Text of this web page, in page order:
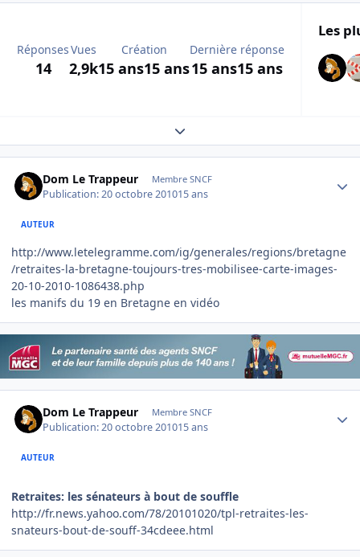
Réponses
14
Vues
2,9k
Création
15 ans15 ans
Dernière réponse
15 ans15 ans
Les
Expand topic overview
Dom Le Trappeur Membre SNCF
Publication:20 octobre 201015 ans
AUTEUR
http://www.letelegramme.com/ig/generales/regions/bretagne
/retraites-la-bretagne-toujours-tres-mobilisee-carte-images-
20-10-2010-1086438.php
les manifs du 19 en Bretagne en vidéo
Dom Le Trappeur Membre SNCF
Publication:20 octobre 201015 ans
AUTEUR
Retraites: les sénateurs à bout de souffle
http://fr.news.yahoo.com/78/20101020/tpl-retraites-les-
snateurs-bout-de-souff-34cdeee.html